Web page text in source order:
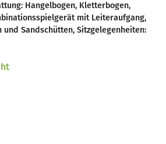
Hangelbogen, Kletterbogen,
mit Leiteraufgang,
und Sandschütten, Sitzgelegenheiten: